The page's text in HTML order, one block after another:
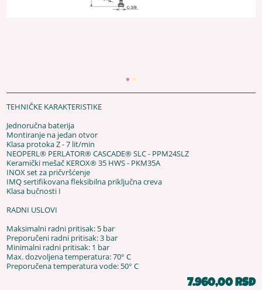
TEHNIČKE KARAKTERISTIKE
Jednoručna baterija
Montiranje na jedan otvor
Klasa protoka Z - 7 lit/min
NEOPERL® PERLATOR® CASCADE® SLC - PPM24SLZ
Keramički mešač KEROX® 35 HWS - PKM35A
INOX set za pričvršćenje
IMQ sertifikovana fleksibilna priključna creva
Klasa bučnosti I
RADNI USLOVI
Maksimalni radni pritisak: 5 bar
Preporučeni radni pritisak: 3 bar
Minimalni radni pritisak: 1 bar
Max. dozvoljena temperatura: 70° C
Preporučena temperatura vode: 50° C
7.960,00 RSD